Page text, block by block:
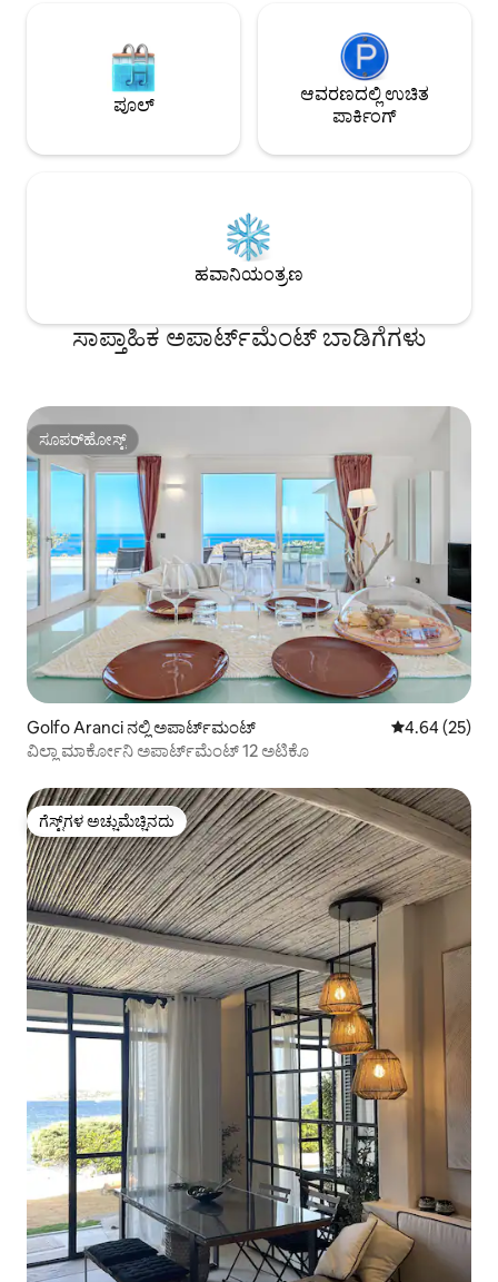
ಪೂಲ್
ಆವರಣದಲ್ಲಿ ಉಚಿತ
ಪಾರ್ಕಿಂಗ್
ಹವಾನಿಯಂತ್ರಣ
ಸಾಪ್ತಾಹಿಕ ಅಪಾರ್ಟ್‌ಮೆಂಟ್ ಬಾಡಿಗೆಗಳು
ಸೂಪರ್‌ಹೋಸ್ಟ್
ಸೂಪರ್‌ಹೋಸ್ಟ್
Golfo Aranci ನಲ್ಲಿ ಅಪಾರ್ಟ್‌ಮಂಟ್ 5 ರಲ್ಲಿ 4.64
4.64 (25)
ವಿಲ್ಲಾ ಮಾರ್ಕೋನಿ ಅಪಾರ್ಟ್‌ಮೆಂಟ್ 12 ಅಟಿಕೊ
ಗೆಸ್ಟ್‌ಗಳ ಅಚ್ಚುಮೆಚ್ಚಿನದು
ಗೆಸ್ಟ್‌ಗಳ ಅಚ್ಚುಮೆಚ್ಚಿನದು